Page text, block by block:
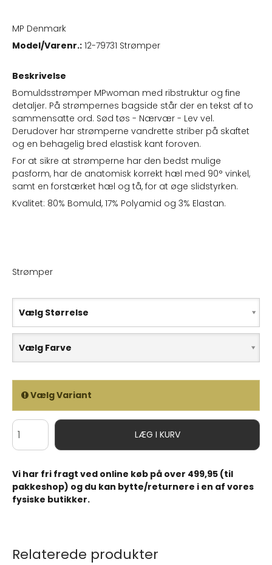
MP Denmark
Model/Varenr.: 12-79731 Strømper
Beskrivelse
Bomuldsstrømper MPwoman med ribstruktur og fine
detaljer. På strømpernes bagside står der en tekst af to
sammensatte ord. Sød tøs - Nærvær - Lev vel.
Derudover har strømperne vandrette striber på skaftet
og en behagelig bred elastisk kant foroven.
For at sikre at strømperne har den bedst mulige
pasform, har de anatomisk korrekt hæl med 90° vinkel,
samt en forstærket hæl og tå, for at øge slidstyrken.
Kvalitet: 80% Bomuld, 17% Polyamid og 3% Elastan.
Strømper
Vælg Størrelse
Vælg Farve
Vælg Variant
LÆG I KURV
Vi har fri fragt ved online køb på over 499,95 (til
pakkeshop) og du kan bytte/returnere i en af vores
fysiske butikker.
Relaterede produkter